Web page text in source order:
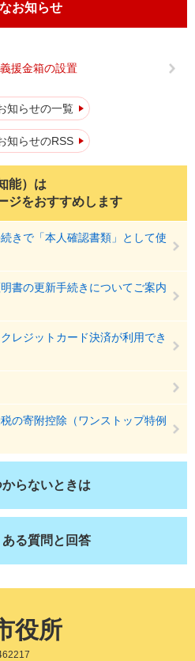
お知らせ
援金箱の設置
知らせの一覧
知らせのRSS
能）は
ジをおすすめします
きで「本人確認書類」として使
書の更新手続きについてご案内
レジットカード決済が利用でき
の寄附控除（ワンストップ特例
からないときは
ある質問と回答
役所